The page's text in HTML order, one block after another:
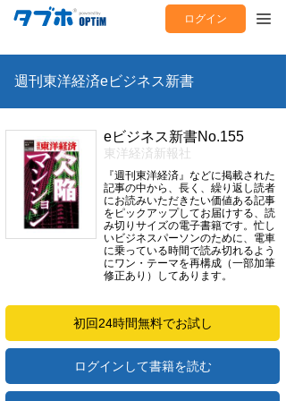
ログイン
週刊東洋経済eビジネス新書
eビジネス新書No.155
東洋経済新報社
『週刊東洋経済』などに掲載された
記事の中から、長く、繰り返し読者
にお読みいただきたい価値ある記事
をピックアップしてお届けする、読
み切りサイズの電子書籍です。忙し
いビジネスパーソンのために、電車
に乗っている時間で読み切れるよう
にワン・テーマを再構成（一部加筆
修正あり）してあります。
初回24時間無料でお試し
ログインして書籍を読む